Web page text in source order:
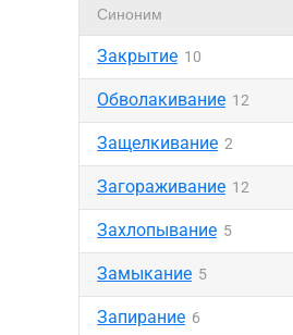
Синоним
Закрытие 10
Обволакивание 12
Защелкивание 2
Загораживание 12
Захлопывание 5
Замыкание 5
Запирание 6